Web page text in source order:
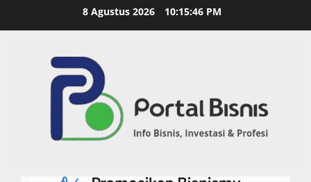
8 Agustus 2026 10:15:46 PM